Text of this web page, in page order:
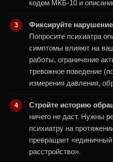
кодом МКБ-10 и
Фиксируйте
Попросите психиатра
симптомы влияют на
работы, ограничение
тревожное поведение
измерения давления,
Стройте историю
ничего не даст. Нужны
психиатру на
превращает
расстройство».